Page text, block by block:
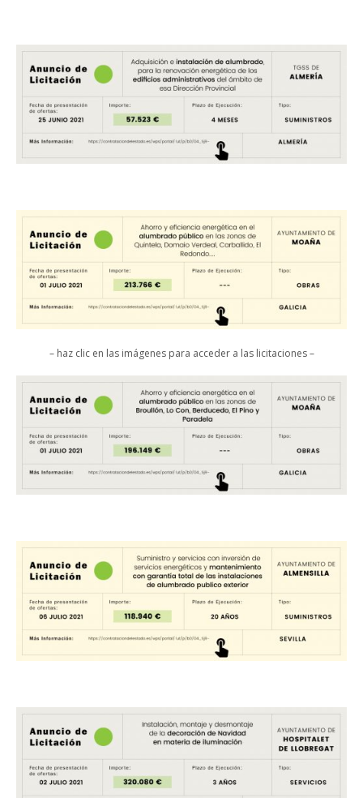
– haz clic en las imágenes para acceder a las licitaciones –